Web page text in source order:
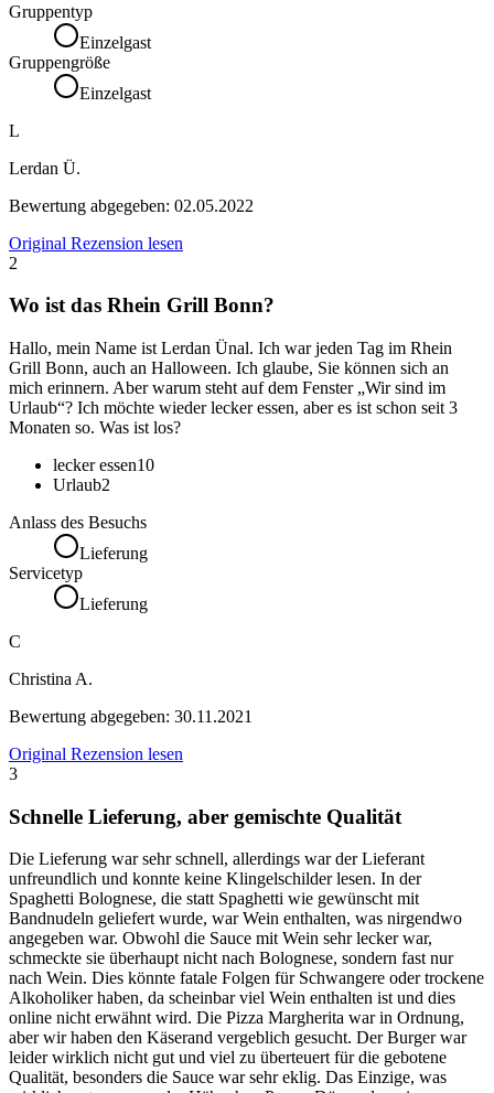
Gruppentyp
Einzelgast
Gruppengröße
Einzelgast
L
Lerdan Ü.
Bewertung abgegeben: 02.05.2022
Original Rezension lesen
2
Wo ist das Rhein Grill Bonn?
Hallo, mein Name ist Lerdan Ünal. Ich war jeden Tag im Rhein
Grill Bonn, auch an Halloween. Ich glaube, Sie können sich an
mich erinnern. Aber warum steht auf dem Fenster „Wir sind im
Urlaub“? Ich möchte wieder lecker essen, aber es ist schon seit 3
Monaten so. Was ist los?
lecker essen10
Urlaub2
Anlass des Besuchs
Lieferung
Servicetyp
Lieferung
C
Christina A.
Bewertung abgegeben: 30.11.2021
Original Rezension lesen
3
Schnelle Lieferung, aber gemischte Qualität
Die Lieferung war sehr schnell, allerdings war der Lieferant
unfreundlich und konnte keine Klingelschilder lesen. In der
Spaghetti Bolognese, die statt Spaghetti wie gewünscht mit
Bandnudeln geliefert wurde, war Wein enthalten, was nirgendwo
angegeben war. Obwohl die Sauce mit Wein sehr lecker war,
schmeckte sie überhaupt nicht nach Bolognese, sondern fast nur
nach Wein. Dies könnte fatale Folgen für Schwangere oder trockene
Alkoholiker haben, da scheinbar viel Wein enthalten ist und dies
online nicht erwähnt wird. Die Pizza Margherita war in Ordnung,
aber wir haben den Käserand vergeblich gesucht. Der Burger war
leider wirklich nicht gut und viel zu überteuert für die gebotene
Qualität, besonders die Sauce war sehr eklig. Das Einzige, was